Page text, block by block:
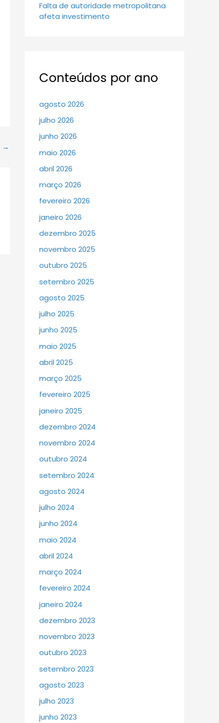
→
Falta de autoridade metropolitana
afeta investimento
Conteúdos por ano
agosto 2026
julho 2026
junho 2026
maio 2026
abril 2026
março 2026
fevereiro 2026
janeiro 2026
dezembro 2025
novembro 2025
outubro 2025
setembro 2025
agosto 2025
julho 2025
junho 2025
maio 2025
abril 2025
março 2025
fevereiro 2025
janeiro 2025
dezembro 2024
novembro 2024
outubro 2024
setembro 2024
agosto 2024
julho 2024
junho 2024
maio 2024
abril 2024
março 2024
fevereiro 2024
janeiro 2024
dezembro 2023
novembro 2023
outubro 2023
setembro 2023
agosto 2023
julho 2023
junho 2023